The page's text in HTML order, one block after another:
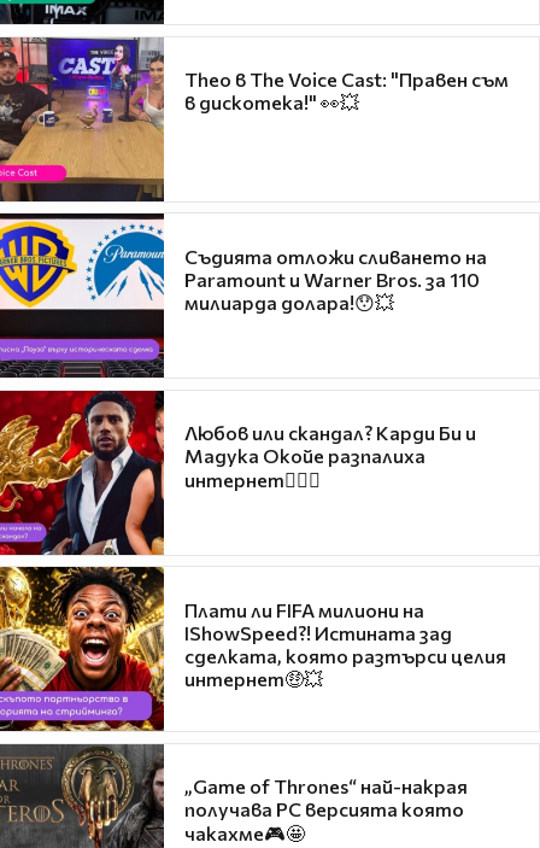
Theo в The Voice Cast: "Правен съм
в дискотека!" 👀💥
Съдията отложи сливането на
Paramount и Warner Bros. за 110
милиарда долара!😯💥
Любов или скандал? Карди Би и
Мадука Окойе разпалиха
интернет❤️‍🔥🔥
Плати ли FIFA милиони на
IShowSpeed?! Истината зад
сделката, която разтърси целия
интернет🤑💥
„Game of Thrones“ най-накрая
получава PC версията която
чакахме🎮🤩